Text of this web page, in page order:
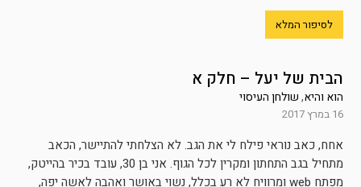
לסיפור המלא
הבית של יעל – חלק א
הוא והיא,שולחן העיסוי
16 במרץ 2017
אחח, כאב נוראי פילח לי את הגב. לא הצלחתי להתיישר, הכאב
מתחיל בגב התחתון ומקרין לכל הגוף. אני בן 30, עובד בכיר בהייטק,
מפתח web ומרוויח לא רע בכלל, נשוי באושר ואהבה לאשה יפה,